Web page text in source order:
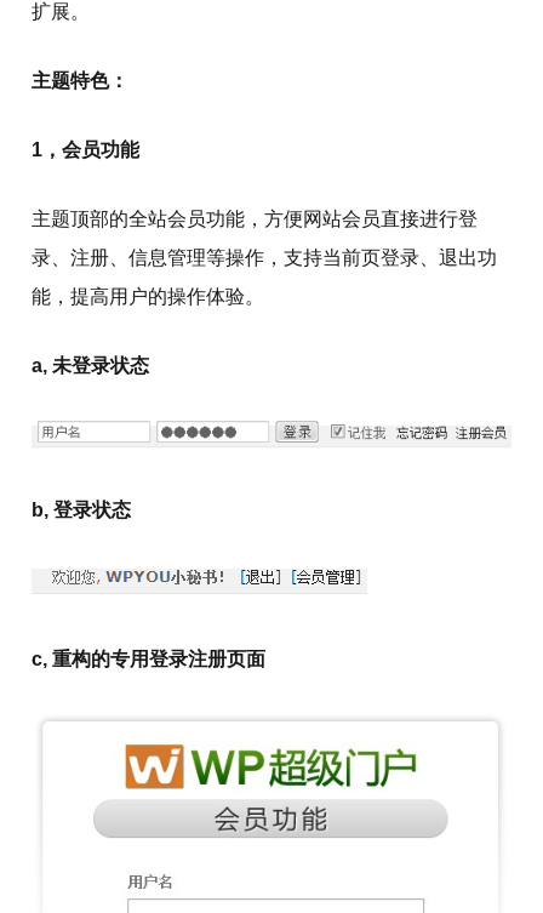
扩展。
主题特色：
1，会员功能
主题顶部的全站会员功能，方便网站会员直接进行登
录、注册、信息管理等操作，支持当前页登录、退出功
能，提高用户的操作体验。
a, 未登录状态
b, 登录状态
c, 重构的专用登录注册页面